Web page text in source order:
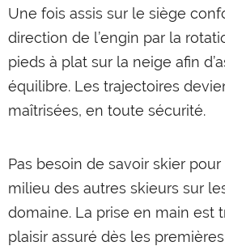
Une fois assis sur le siège
direction de l’engin par la
pieds à plat sur la neige afin
équilibre. Les trajectoires
maîtrisées, en toute sécurité.
Pas besoin de savoir skier pour
milieu des autres skieurs sur
domaine. La prise en main est
plaisir assuré dès les